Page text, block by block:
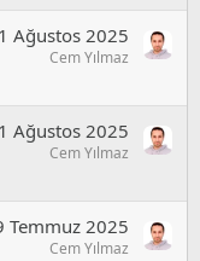
1 Ağustos 2025
Cem Yılmaz
1 Ağustos 2025
Cem Yılmaz
Temmuz 2025
Cem Yılmaz